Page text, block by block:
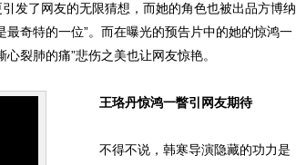
引发了网友的无限猜想，而她的角色也被出品方博纳
奇特的一位”。而在曝光的预告片中的她的惊鸿一
裂肺的痛”悲伤之美也让网友惊艳。
王珞丹惊鸿一瞥引网友期待
不得不说，韩寒导演隐藏的功力是